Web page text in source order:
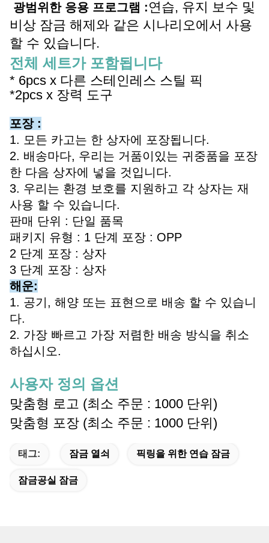
광범위한 응용 프로그램 :연습, 유지 보수 및
비상 잠금 해제와 같은 시나리오에서 사용
할 수 있습니다.
전체 세트가 포함됩니다
* 6pcs x 다른 스테인레스 스틸 픽
*2pcs x 장력 도구
포장 :
1. 모든 카고는 한 상자에 포장됩니다.
2. 배송마다, 우리는 거품이있는 귀중품을 포장
한 다음 상자에 넣을 것입니다.
3. 우리는 환경 보호를 지원하고 각 상자는 재
사용 할 수 있습니다.
판매 단위 : 단일 품목
패키지 유형 : 1 단계 포장 : OPP
2 단계 포장 : 상자
3 단계 포장 : 상자
해운:
1. 공기, 해양 또는 표현으로 배송 할 수 있습니
다.
2. 가장 빠르고 가장 저렴한 배송 방식을 취소
하십시오.
사용자 정의 옵션
맞춤형 로고 (최소 주문 : 1000 단위)
맞춤형 포장 (최소 주문 : 1000 단위)
태그: 잠금 열쇠 픽링을 위한 연습 잠금
잠금공실 잠금